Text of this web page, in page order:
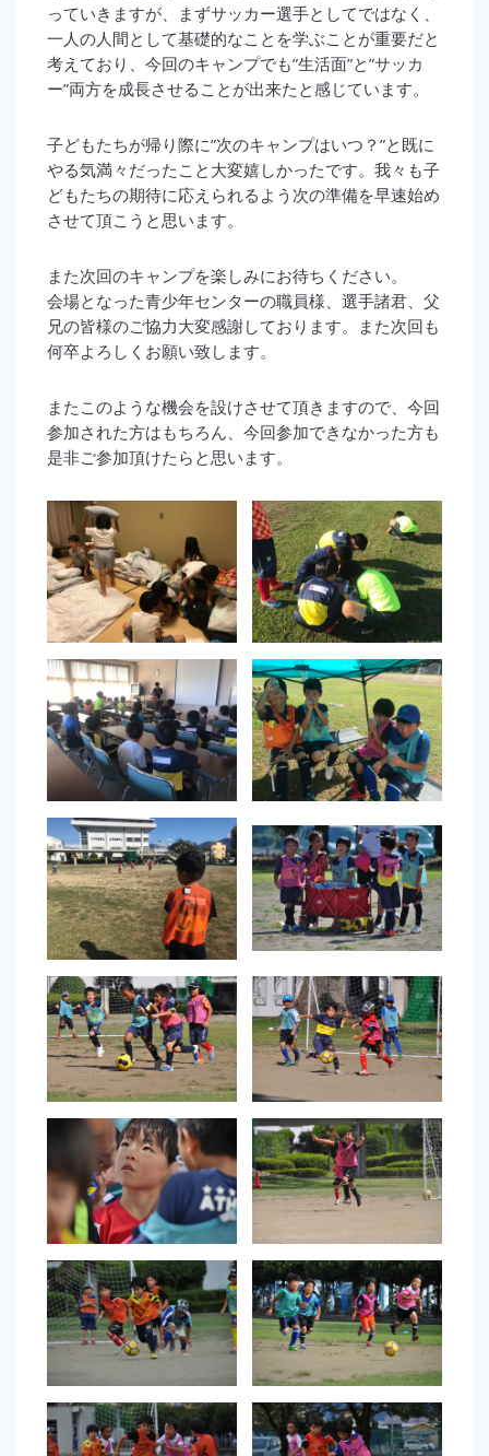
っていきますが、まずサッカー選手としてではなく、
一人の人間として基礎的なことを学ぶことが重要だと
考えており、今回のキャンプでも”生活面”と”サッカ
ー”両方を成長させることが出来たと感じています。
子どもたちが帰り際に”次のキャンプはいつ？”と既に
やる気満々だったこと大変嬉しかったです。我々も子
どもたちの期待に応えられるよう次の準備を早速始め
させて頂こうと思います。
また次回のキャンプを楽しみにお待ちください。
会場となった青少年センターの職員様、選手諸君、父
兄の皆様のご協力大変感謝しております。また次回も
何卒よろしくお願い致します。
またこのような機会を設けさせて頂きますので、今回
参加された方はもちろん、今回参加できなかった方も
是非ご参加頂けたらと思います。